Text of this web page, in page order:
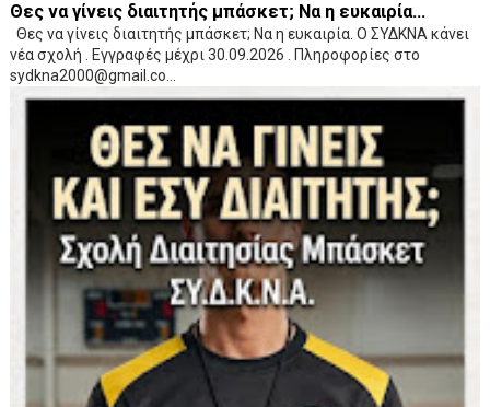
Θες να γίνεις διαιτητής μπάσκετ; Να η ευκαιρία...
Θες να γίνεις διαιτητής μπάσκετ; Να η ευκαιρία. Ο ΣΥΔΚΝΑ κάνει
νέα σχολή . Εγγραφές μέχρι 30.09.2026 . Πληροφορίες στο
sydkna2000@gmail.co...